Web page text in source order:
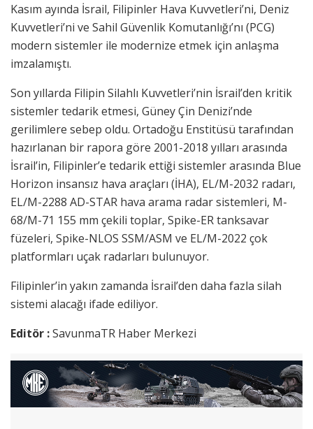
Kasım ayında İsrail, Filipinler Hava Kuvvetleri’ni, Deniz
Kuvvetleri’ni ve Sahil Güvenlik Komutanlığı’nı (PCG)
modern sistemler ile modernize etmek için anlaşma
imzalamıştı.
Son yıllarda Filipin Silahlı Kuvvetleri’nin İsrail’den kritik
sistemler tedarik etmesi, Güney Çin Denizi’nde
gerilimlere sebep oldu. Ortadoğu Enstitüsü tarafından
hazırlanan bir rapora göre 2001-2018 yılları arasında
İsrail’in, Filipinler’e tedarik ettiği sistemler arasında Blue
Horizon insansız hava araçları (İHA), EL/M-2032 radarı,
EL/M-2288 AD-STAR hava arama radar sistemleri, M-
68/M-71 155 mm çekili toplar, Spike-ER tanksavar
füzeleri, Spike-NLOS SSM/ASM ve EL/M-2022 çok
platformları uçak radarları bulunuyor.
Filipinler’in yakın zamanda İsrail’den daha fazla silah
sistemi alacağı ifade ediliyor.
Editör :SavunmaTR Haber Merkezi